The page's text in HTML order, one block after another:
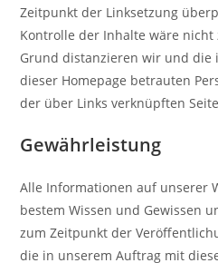
Zeitpunkt der Linksetzung
Kontrolle der Inhalte wäre nicht
Grund distanzieren wir und die
dieser Homepage betrauten
der über Links verknüpften
Gewährleistung
Alle Informationen auf unserer
bestem Wissen und Gewissen
zum Zeitpunkt der
die in unserem Auftrag mit